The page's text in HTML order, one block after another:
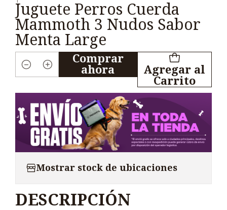
Juguete Perros Cuerda
Mammoth 3 Nudos Sabor
Menta Large
Cantidad
Agregar al
Carrito
Comprar
ahora
Mostrar stock de ubicaciones
DESCRIPCIÓN